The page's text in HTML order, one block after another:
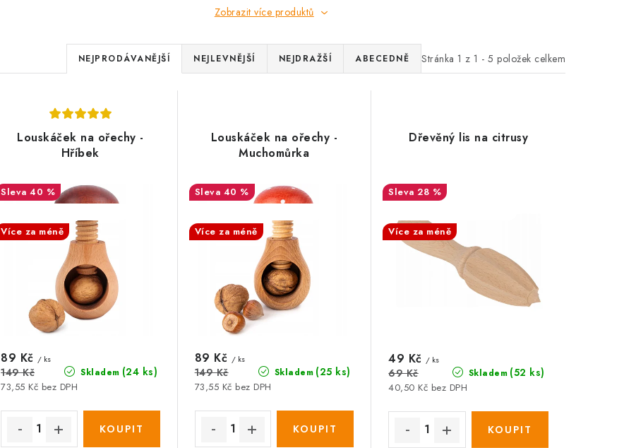
Zobrazit více produktů
Stránka 1 z 1 - 5 položek celkem
Ř
a
z
e
n
í
p
r
o
d
u
t
ů
NEJPRODÁVANĚJŠÍ NEJLEVNĚJŠÍ NEJDRAŽŠÍ ABECEDNĚ
Louskáček na ořechy -
Hříbek
40 %
Více za méně
Skladem (24 ks)
73,55 Kč bez DPH
89 Kč / ks
149 Kč
Louskáček na ořechy -
Muchomůrka
40 %
Více za méně
Skladem (25 ks)
73,55 Kč bez DPH
89 Kč / ks
149 Kč
Dřevěný lis na citrusy
28 %
Více za méně
Skladem (52 ks)
40,50 Kč bez DPH
49 Kč / ks
69 Kč